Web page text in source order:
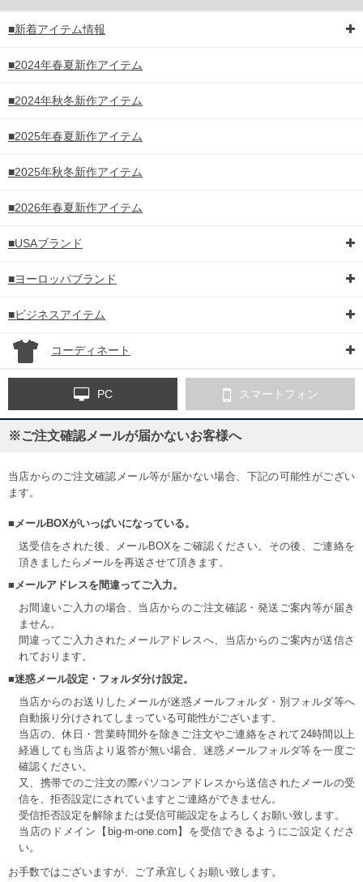
■新着アイテム情報
■2024年春夏新作アイテム
■2024年秋冬新作アイテム
■2025年春夏新作アイテム
■2025年秋冬新作アイテム
■2026年春夏新作アイテム
■USAブランド
■ヨーロッパブランド
■ビジネスアイテム
コーディネート
PC スマートフォン
※ご注文確認メールが届かないお客様へ
当店からのご注文確認メール等が届かない場合、下記の可能性がござい
ます。
■メールBOXがいっぱいになっている。
送受信をされた後、メールBOXをご確認ください。その後、ご連絡を
頂きましたらメールを再送させて頂きます。
■メールアドレスを間違ってご入力。
お間違いご入力の場合、当店からのご注文確認・発送ご案内等が届き
ません。
間違ってご入力されたメールアドレスへ、当店からのご案内が送信さ
れております。
■迷惑メール設定・フォルダ分け設定。
当店からのお送りしたメールが迷惑メールフォルダ・別フォルダ等へ
自動振り分けされてしまっている可能性がございます。
当店の、休日・営業時間外を除きご注文やご連絡をされて24時間以上
経過しても当店より返答が無い場合、迷惑メールフォルダ等を一度ご
確認ください。
又、携帯でのご注文の際パソコンアドレスから送信されたメールの受
信を、拒否設定にされていますとご連絡ができません。
受信拒否設定を解除または受信可能設定をよろしくお願い致します。
当店のドメイン【big-m-one.com】を受信できるようにご設定くださ
い。
お手数ではございますが、ご了承宜しくお願い致します。